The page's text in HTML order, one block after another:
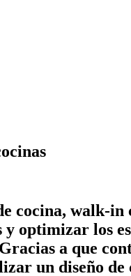
cocina, walk-in
optimizar los
a que
un diseño